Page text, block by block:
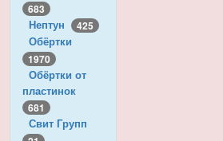
683
Нептун 425
Обёртки
1970
Обёртки от
пластинок
681
Свит Групп